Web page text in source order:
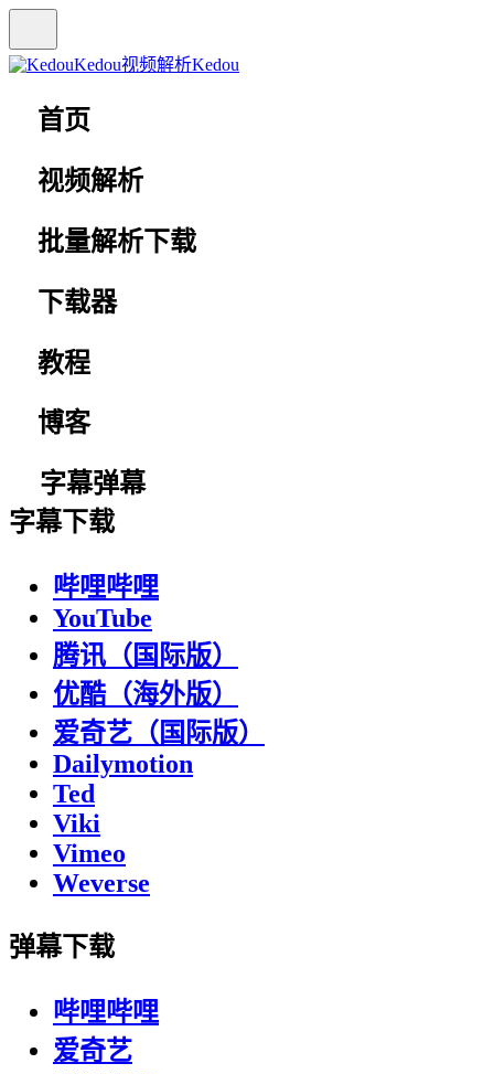
Kedou视频解析Kedou
首页
视频解析
批量解析下载
下载器
教程
博客
字幕弹幕
字幕下载
哔哩哔哩
YouTube
腾讯（国际版）
优酷（海外版）
爱奇艺（国际版）
Dailymotion
Ted
Viki
Vimeo
Weverse
弹幕下载
哔哩哔哩
爱奇艺